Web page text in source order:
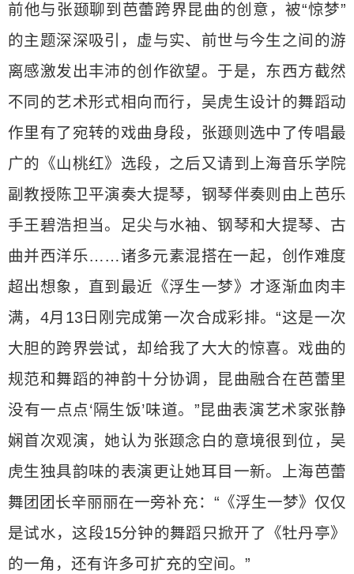
前他与张颋聊到芭蕾跨界昆曲的创意，被“惊梦”
的主题深深吸引，虚与实、前世与今生之间的游
离感激发出丰沛的创作欲望。于是，东西方截然
不同的艺术形式相向而行，吴虎生设计的舞蹈动
作里有了宛转的戏曲身段，张颋则选中了传唱最
广的《山桃红》选段，之后又请到上海音乐学院
副教授陈卫平演奏大提琴，钢琴伴奏则由上芭乐
手王碧浩担当。足尖与水袖、钢琴和大提琴、古
曲并西洋乐……诸多元素混搭在一起，创作难度
超出想象，直到最近《浮生一梦》才逐渐血肉丰
满，4月13日刚完成第一次合成彩排。“这是一次
大胆的跨界尝试，却给我了大大的惊喜。戏曲的
规范和舞蹈的神韵十分协调，昆曲融合在芭蕾里
没有一点点‘隔生饭’味道。”昆曲表演艺术家张静
娴首次观演，她认为张颋念白的意境很到位，吴
虎生独具韵味的表演更让她耳目一新。上海芭蕾
舞团团长辛丽丽在一旁补充：“《浮生一梦》仅仅
是试水，这段15分钟的舞蹈只掀开了《牡丹亭》
的一角，还有许多可扩充的空间。”